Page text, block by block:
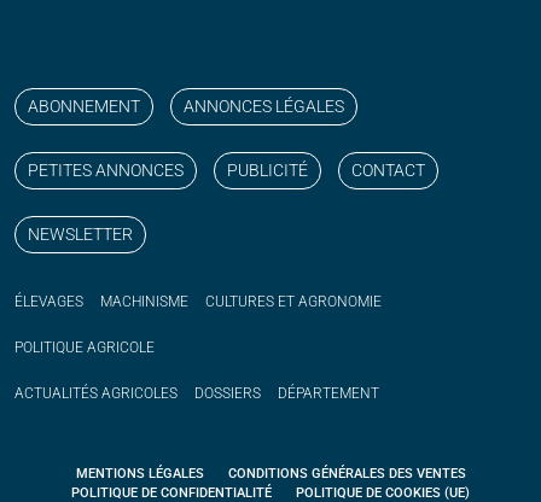
ABONNEMENT ANNONCES LÉGALES
PETITES ANNONCES PUBLICITÉ CONTACT
NEWSLETTER
ÉLEVAGES MACHINISME CULTURES ET AGRONOMIE
POLITIQUE AGRICOLE
ACTUALITÉS AGRICOLES DOSSIERS DÉPARTEMENT
MENTIONS LÉGALES
CONDITIONS GÉNÉRALES DES VENTES
POLITIQUE DE CONFIDENTIALITÉ
POLITIQUE DE COOKIES (UE)